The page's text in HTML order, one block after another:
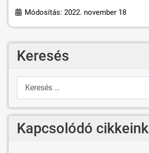
Módosítás: 2022. november 18
Keresés
Keresés
Kapcsolódó cikkeink